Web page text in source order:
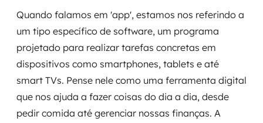
Escalar com segurança
Pentest
MSS
Quando falamos em 'app', estamos nos referindo a
um tipo específico de software, um programa
projetado para realizar tarefas concretas em
dispositivos como smartphones, tablets e até
smart TVs. Pense nele como uma ferramenta digital
que nos ajuda a fazer coisas do dia a dia, desde
pedir comida até gerenciar nossas finanças. A